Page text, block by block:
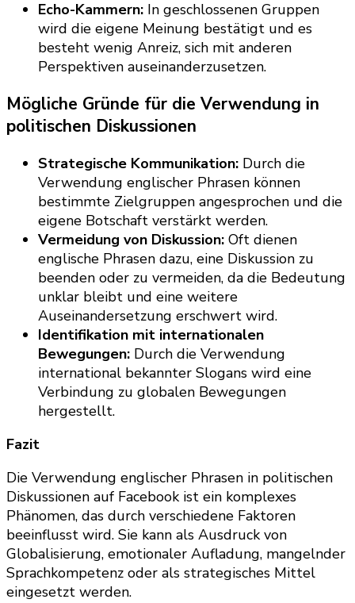
Echo-Kammern: In geschlossenen Gruppen
wird die eigene Meinung bestätigt und es
besteht wenig Anreiz, sich mit anderen
Perspektiven auseinanderzusetzen.
Mögliche Gründe für die Verwendung in
politischen Diskussionen
Strategische Kommunikation: Durch die
Verwendung englischer Phrasen können
bestimmte Zielgruppen angesprochen und die
eigene Botschaft verstärkt werden.
Vermeidung von Diskussion: Oft dienen
englische Phrasen dazu, eine Diskussion zu
beenden oder zu vermeiden, da die Bedeutung
unklar bleibt und eine weitere
Auseinandersetzung erschwert wird.
Identifikation mit internationalen
Bewegungen: Durch die Verwendung
international bekannter Slogans wird eine
Verbindung zu globalen Bewegungen
hergestellt.
Fazit
Die Verwendung englischer Phrasen in politischen
Diskussionen auf Facebook ist ein komplexes
Phänomen, das durch verschiedene Faktoren
beeinflusst wird. Sie kann als Ausdruck von
Globalisierung, emotionaler Aufladung, mangelnder
Sprachkompetenz oder als strategisches Mittel
eingesetzt werden.